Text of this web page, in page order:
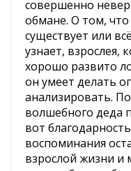
совершенно
обмане. О том,
существует или
узнает, взрослея,
хорошо развито
он умеет делать
анализировать.
волшебного деда
вот
воспоминания
взрослой жизни и